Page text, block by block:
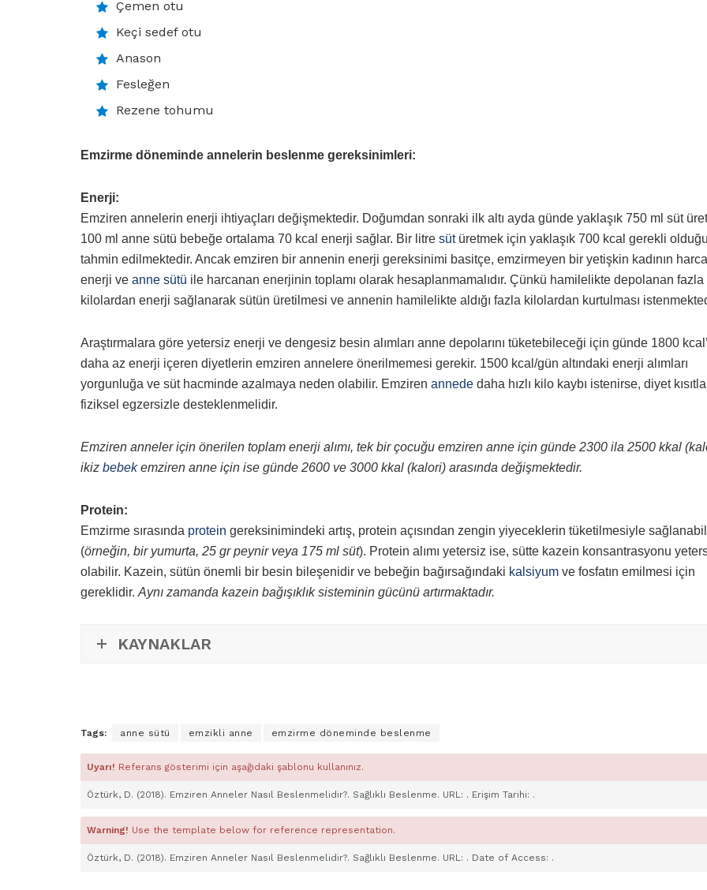
Çemen otu
Keçi sedef otu
Anason
Fesleğen
Rezene tohumu
Emzirme döneminde annelerin beslenme gereksinimleri:
Enerji:
Emziren annelerin enerji ihtiyaçları değişmektedir. Doğumdan sonraki ilk altı ayda günde yaklaşık 750 ml süt
100 ml anne sütü bebeğe ortalama 70 kcal enerji sağlar. Bir litre sütüretmek için yaklaşık 700 kcal gerekli olduğu
tahmin edilmektedir. Ancak emziren bir annenin enerji gereksinimi basitçe, emzirmeyen bir yetişkin kadının
enerji ve anne sütü ile harcanan enerjinin toplamı olarak hesaplanmamalıdır. Çünkü hamilelikte depolanan fazla
kilolardan enerji sağlanarak sütün üretilmesi ve annenin hamilelikte aldığı fazla kilolardan kurtulması
Araştırmalara göre yetersiz enerji ve dengesiz besin alımları anne depolarını tüketebileceği için günde 1800
daha az enerji içeren diyetlerin emziren annelere önerilmemesi gerekir. 1500 kcal/gün altındaki enerji alımları
yorgunluğa ve süt hacminde azalmaya neden olabilir. Emziren annede daha hızlı kilo kaybı istenirse, diyet
fiziksel egzersizle desteklenmelidir.
Emziren anneler için önerilen toplam enerji alımı, tek bir çocuğu emziren anne için günde 2300 ila 2500 kkal
ikiz bebekemziren anne için ise günde 2600 ve 3000 kkal (kalori) arasında değişmektedir.
Protein:
Emzirme sırasında protein gereksinimindeki artış, protein açısından zengin yiyeceklerin tüketilmesiyle
(örneğin, bir yumurta, 25 gr peynir veya 175 ml süt). Protein alımı yetersiz ise, sütte kazein konsantrasyonu
olabilir. Kazein, sütün önemli bir besin bileşenidir ve bebeğin bağırsağındaki kalsiyum ve fosfatın emilmesi için
gereklidir. Aynı zamanda kazein bağışıklık sisteminin gücünü artırmaktadır.
KAYNAKLAR
Tags: anne sütü emzikli anne emzirme döneminde beslenme
Uyarı! Referans gösterimi için aşağıdaki şablonu kullanınız.
Öztürk, D. (2018). Emziren Anneler Nasıl Beslenmelidir?. Sağlıklı Beslenme. URL: . Erişim Tarihi: .
Warning! Use the template below for reference representation.
Öztürk, D. (2018). Emziren Anneler Nasıl Beslenmelidir?. Sağlıklı Beslenme. URL: . Date of Access: .